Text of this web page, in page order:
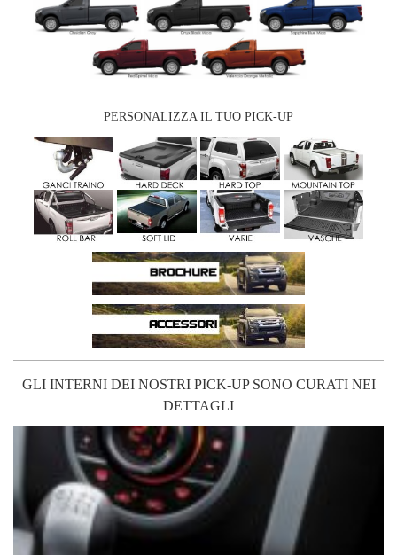
PERSONALIZZA IL TUO PICK-UP
GLI INTERNI DEI NOSTRI PICK-UP SONO CURATI NEI
DETTAGLI